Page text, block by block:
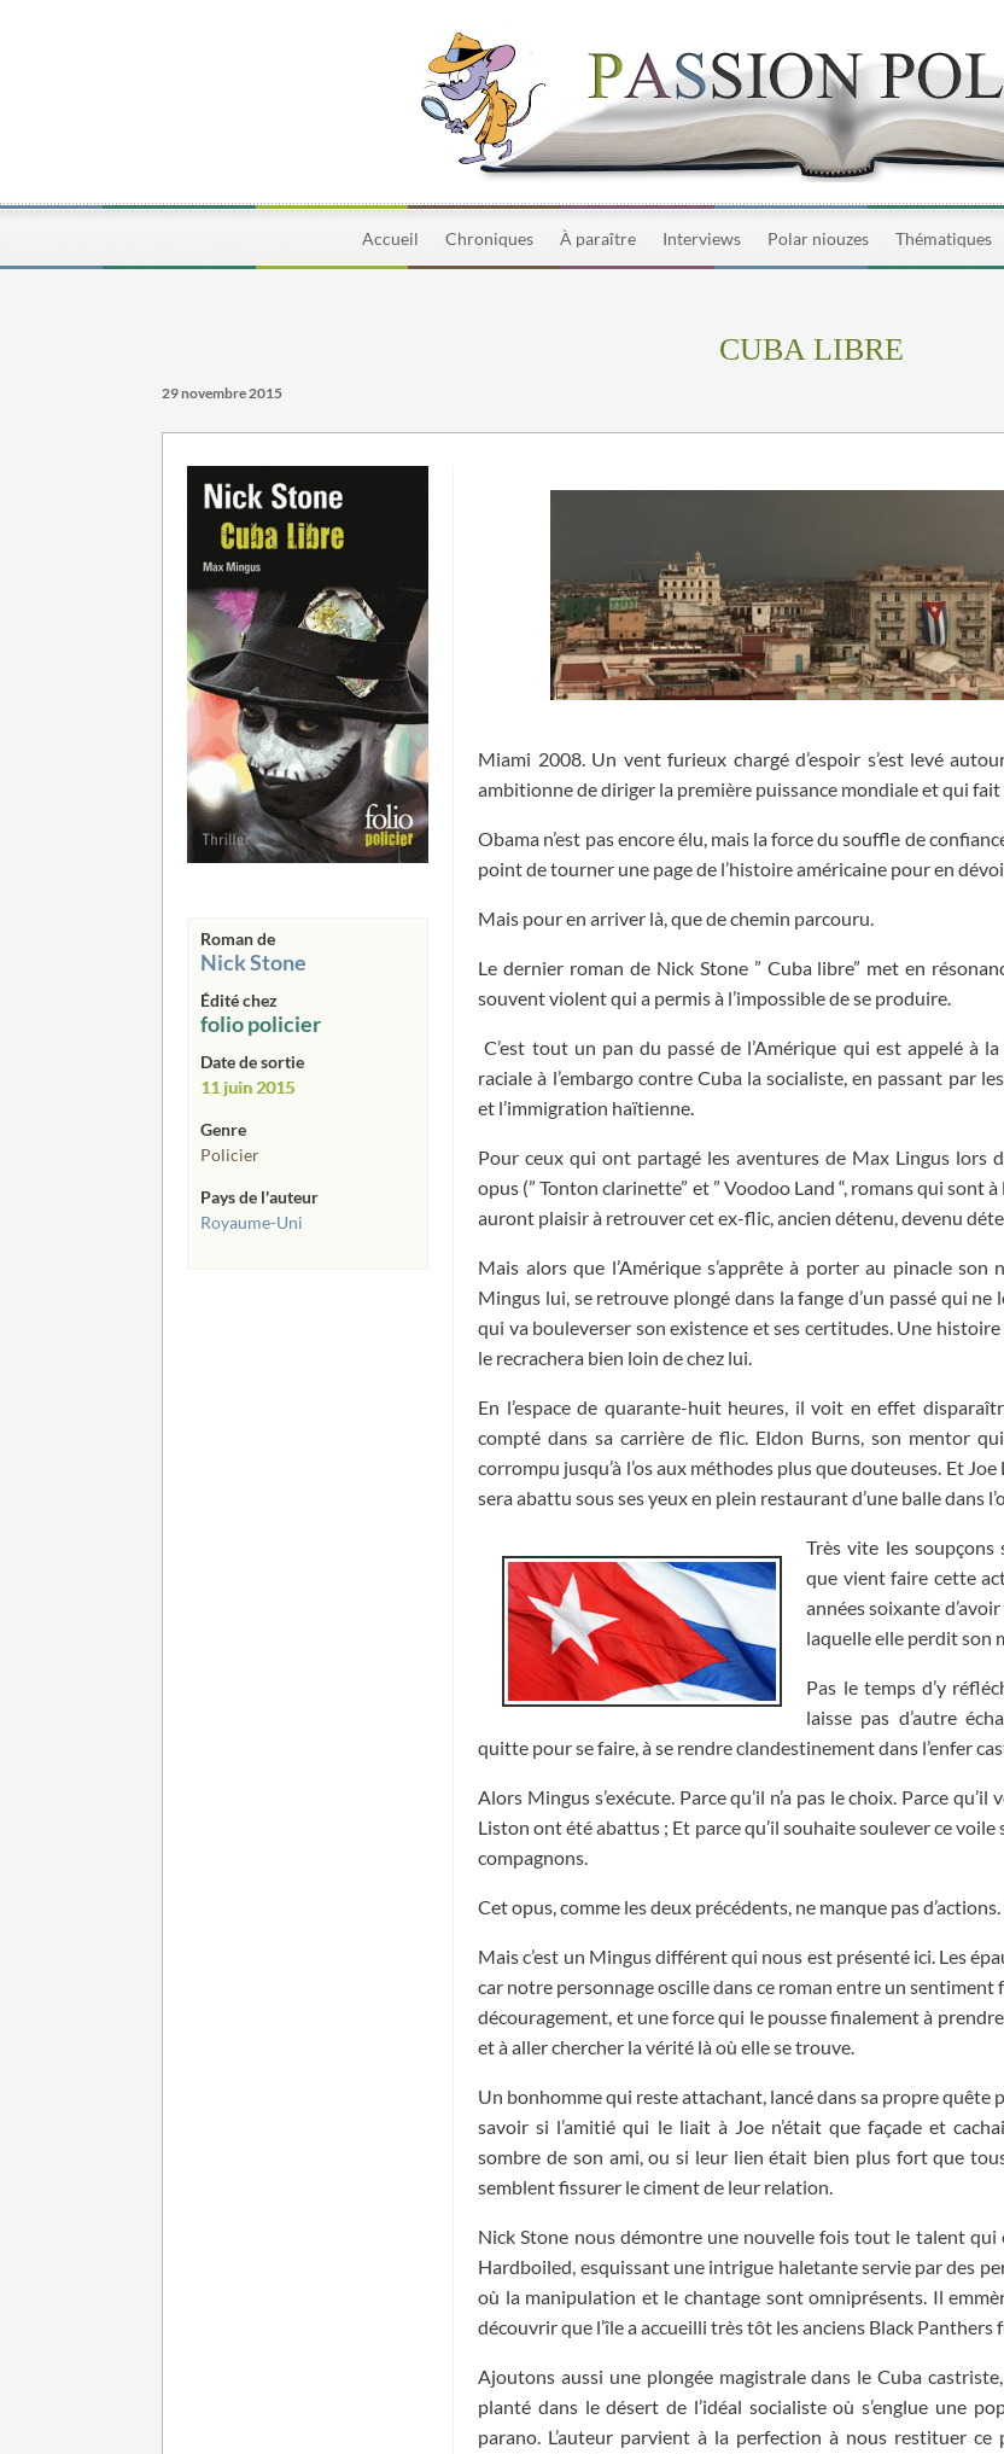
Accueil Chroniques À paraître Interviews Polar niouzes Thématiques
CUBA LIBRE
29 novembre 2015
Roman de
Nick Stone
Édité chez
folio policier
Date de sortie
11 juin 2015
Genre
Policier
Pays de l'auteur
Royaume-Uni
Miami 2008. Un vent furieux chargé d’espoir s’est levé
ambitionne de diriger la première puissance mondiale et qui
Obama n’est pas encore élu, mais la force du souffle de
point de tourner une page de l’histoire américaine pour en
Mais pour en arriver là, que de chemin parcouru.
Le dernier roman de Nick Stone ” Cuba libre” met en
souvent violent qui a permis à l’impossible de se produire.
C’est tout un pan du passé de l’Amérique qui est appelé à
raciale à l’embargo contre Cuba la socialiste, en passant par
et l’immigration haïtienne.
Pour ceux qui ont partagé les aventures de Max Lingus lors
opus (” Tonton clarinette” et ” Voodoo Land “, romans qui sont
auront plaisir à retrouver cet ex-flic, ancien détenu, devenu
Mais alors que l’Amérique s’apprête à porter au pinacle son
Mingus lui, se retrouve plongé dans la fange d’un passé qui ne
qui va bouleverser son existence et ses certitudes. Une histoire
le recrachera bien loin de chez lui.
En l’espace de quarante-huit heures, il voit en effet
compté dans sa carrière de flic. Eldon Burns, son mentor
corrompu jusqu’à l’os aux méthodes plus que douteuses. Et
sera abattu sous ses yeux en plein restaurant d’une balle dans
Très vite les
que vient faire cette
années soixante
laquelle elle perdit son
Pas le temps d’y
laisse pas d’autre
quitte pour se faire, à se rendre clandestinement dans l’enfer
Alors Mingus s’exécute. Parce qu’il n’a pas le choix. Parce
Liston ont été abattus ; Et parce qu’il souhaite soulever ce voile
compagnons.
Cet opus, comme les deux précédents, ne manque pas
Mais c’est un Mingus différent qui nous est présenté ici. Les
car notre personnage oscille dans ce roman entre un sentiment
découragement, et une force qui le pousse finalement à
et à aller chercher la vérité là où elle se trouve.
Un bonhomme qui reste attachant, lancé dans sa propre quête
savoir si l’amitié qui le liait à Joe n’était que façade et
sombre de son ami, ou si leur lien était bien plus fort que
semblent fissurer le ciment de leur relation.
Nick Stone nous démontre une nouvelle fois tout le talent
Hardboiled, esquissant une intrigue haletante servie par des
où la manipulation et le chantage sont omniprésents. Il
découvrir que l’île a accueilli très tôt les anciens Black
Ajoutons aussi une plongée magistrale dans le Cuba
planté dans le désert de l’idéal socialiste où s’englue une
parano. L’auteur parvient à la perfection à nous restituer